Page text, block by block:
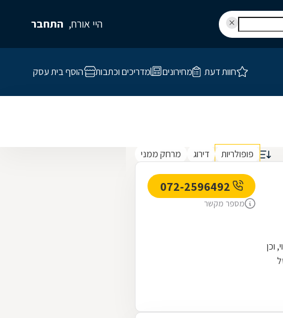
היי אורח, התחבר
חוות דעת מחירונים מדריכים וכתבות הוסף בית עסק
פופולריות דירוג מרחק ממני
וכן
מספר מקשר